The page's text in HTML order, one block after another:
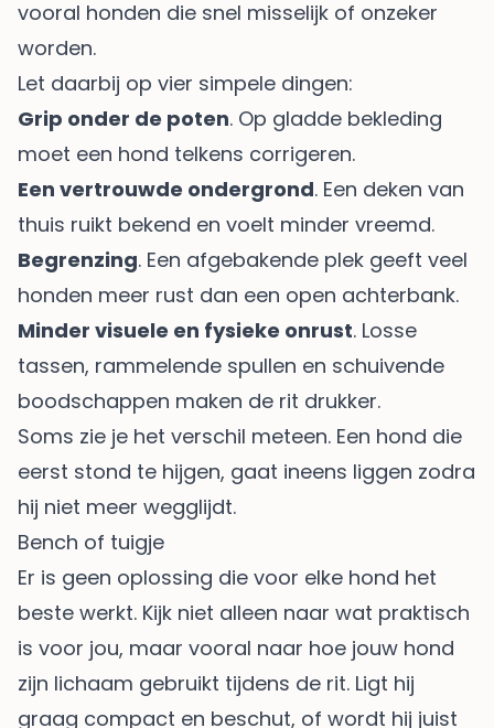
vooral honden die snel misselijk of onzeker
worden.
Let daarbij op vier simpele dingen:
Grip onder de poten. Op gladde bekleding
moet een hond telkens corrigeren.
Een vertrouwde ondergrond. Een deken van
thuis ruikt bekend en voelt minder vreemd.
Begrenzing. Een afgebakende plek geeft veel
honden meer rust dan een open achterbank.
Minder visuele en fysieke onrust. Losse
tassen, rammelende spullen en schuivende
boodschappen maken de rit drukker.
Soms zie je het verschil meteen. Een hond die
eerst stond te hijgen, gaat ineens liggen zodra
hij niet meer wegglijdt.
Bench of tuigje
Er is geen oplossing die voor elke hond het
beste werkt. Kijk niet alleen naar wat praktisch
is voor jou, maar vooral naar hoe jouw hond
zijn lichaam gebruikt tijdens de rit. Ligt hij
graag compact en beschut, of wordt hij juist